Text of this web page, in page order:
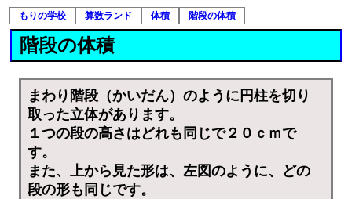
もりの学校 算数ランド 体積 階段の体積
階段の体積
まわり階段（かいだん）のように円柱を切り
取った立体があります。
１つの段の高さはどれも同じで２０ｃｍで
す。
また、上から見た形は、左図のように、どの
段の形も同じです。